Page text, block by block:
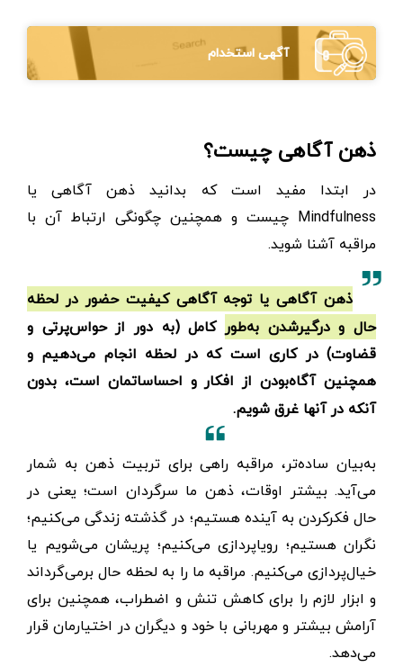
آگهی استخدام
ذهن آگاهی چیست؟
در ابتدا مفید است که بدانید ذهن آگاهی یا
Mindfulness چیست و همچنین چگونگی ارتباط آن با
مراقبه آشنا شوید.
ذهن آگاهی یا توجه آگاهی کیفیت حضور در لحظه
حال و درگیرشدن به‌طور کامل (به دور از حواس‌پرتی و
قضاوت) در کاری است که در لحظه انجام می‌دهیم و
همچنین آگاه‌بودن از افکار و احساساتمان است، بدون
آنکه در آنها غرق شویم.
به‌بیان ساده‌تر، مراقبه راهی برای تربیت ذهن به شمار
می‌آید. بیشتر اوقات، ذهن ما سرگردان است؛ یعنی در
حال فکرکردن به آینده هستیم؛ در گذشته زندگی می‌کنیم؛
نگران هستیم؛ رویاپردازی می‌کنیم؛ پریشان می‌شویم یا
خیال‌پردازی می‌کنیم. مراقبه ما را به لحظه حال برمی‌گرداند
و ابزار لازم را برای کاهش تنش و اضطراب، همچنین برای
آرامش بیشتر و مهربانی با خود و دیگران در اختیارمان قرار
می‌دهد.